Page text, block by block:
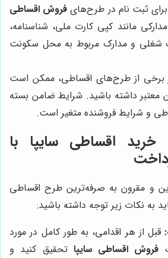
برای ثبت نام در طرح‌های فروش اقساطی
مانند کپی کارت ملی، شناسنامه،
شغلی و مدارک مربوط به محل سکونت
برخی از طرح‌های اقساطی، ممکن است
معتبر داشته باشید. شرایط ضامن بسته
و شرایط فروشنده متغیر است.
خرید اقساطی سایپا با
و مقرون به صرفه‌ترین طرح اقساطی
به نکات زیر توجه داشته باشید:
قبل از هر اقدامی، به طور کامل در مورد
فروش اقساطی سایپا تحقیق کنید و